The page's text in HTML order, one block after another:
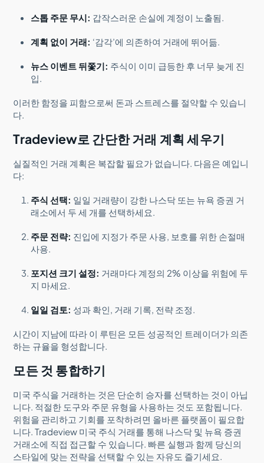
스톱 주문 무시: 갑작스러운 손실에 계정이 노출됨.
계획 없이 거래: ‘감각’에 의존하여 거래에 뛰어듦.
뉴스 이벤트 뒤쫓기: 주식이 이미 급등한 후 너무 늦게 진
입.
이러한 함정을 피함으로써 돈과 스트레스를 절약할 수 있습니
다.
Tradeview로 간단한 거래 계획 세우기
실질적인 거래 계획은 복잡할 필요가 없습니다. 다음은 예입니
다:
주식 선택: 일일 거래량이 강한 나스닥 또는 뉴욕 증권 거
래소에서 두 세 개를 선택하세요.
주문 전략: 진입에 지정가 주문 사용, 보호를 위한 손절매
사용.
포지션 크기 설정: 거래마다 계정의 2% 이상을 위험에 두
지 마세요.
일일 검토: 성과 확인, 거래 기록, 전략 조정.
시간이 지남에 따라 이 루틴은 모든 성공적인 트레이더가 의존
하는 규율을 형성합니다.
모든 것 통합하기
미국 주식을 거래하는 것은 단순히 승자를 선택하는 것이 아닙
니다. 적절한 도구와 주문 유형을 사용하는 것도 포함됩니다.
위험을 관리하고 기회를 포착하려면 올바른 플랫폼이 필요합
니다. Tradeview 미국 주식 거래를 통해 나스닥 및 뉴욕 증권
거래소에 직접 접근할 수 있습니다. 빠른 실행과 함께 당신의
스타일에 맞는 전략을 선택할 수 있는 자유도 즐기세요.